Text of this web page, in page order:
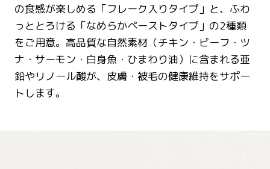
の食感が楽しめる「フレーク入りタイプ」と、ふわ
っととろける「なめらかペーストタイプ」の2種類
をご用意。高品質な自然素材（チキン・ビーフ・ツ
ナ・サーモン・白身魚・ひまわり油）に含まれる亜
鉛やリノール酸が、皮膚・被毛の健康維持をサポー
トします。